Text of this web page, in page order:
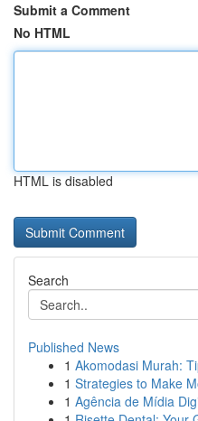
Submit a Comment
No HTML
HTML is disabled
Search
Published News
1 Akomodasi Murah:
1 Strategies to Make
1 Agência de Mídia